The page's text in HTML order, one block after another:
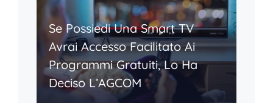
Se Possiedi Una Smart TV
Avrai Accesso Facilitato Ai
Programmi Gratuiti, Lo Ha
Deciso L’AGCOM